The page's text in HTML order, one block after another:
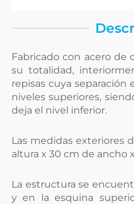
seguridad
Fabricado con acero de
su totalidad,
repisas cuya separación
niveles superiores,
deja el nivel inferior.
Las medidas exteriores
altura x 30 cm de ancho
La estructura se
y en la esquina